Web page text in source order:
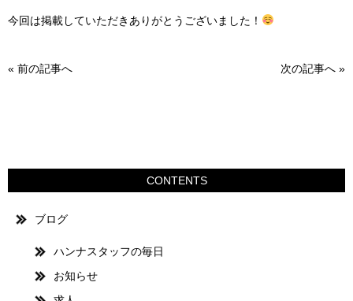
今回は掲載していただきありがとうございました！
« 前の記事へ 次の記事へ »
CONTENTS
ブログ
ハンナスタッフの毎日
お知らせ